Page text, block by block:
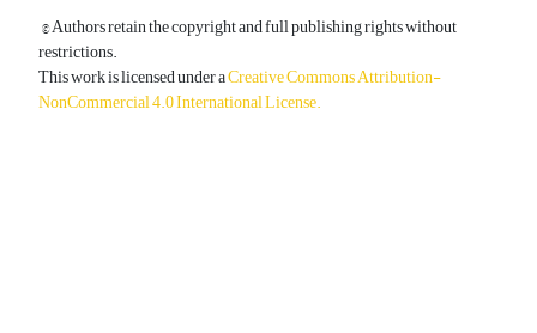
© Authors retain the copyright and full publishing rights without
restrictions.
This work is licensed under aCreative Commons Attribution-
NonCommercial 4.0 International License.